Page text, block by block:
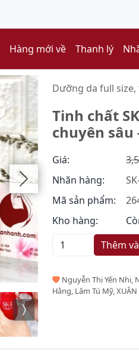
Hàng mới về Thanh lý
Dưỡng da full size,
Tinh chất
chuyên sâu
Giá:
Nhãn hàng:
Mã sản phẩm:
Kho hàng:
Thêm
Nguyễn Thị Yến Nhi,
Hằng, Lâm Tú Mỹ,